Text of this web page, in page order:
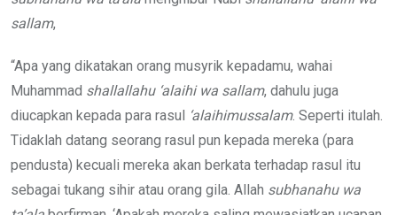
sallam,
“Apa yang dikatakan orang musyrik kepadamu, wahai
Muhammad shallallahu ‘alaihi wa sallam, dahulu juga
diucapkan kepada para rasul ‘alaihimussalam. Seperti itulah.
Tidaklah datang seorang rasul pun kepada mereka (para
pendusta) kecuali mereka akan berkata terhadap rasul itu
sebagai tukang sihir atau orang gila. Allah subhanahu wa